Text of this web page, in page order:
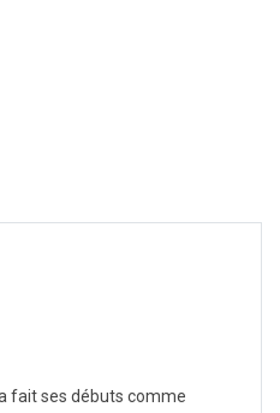
fait ses débuts comme